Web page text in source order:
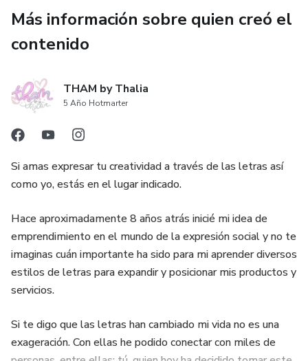
Más información sobre quien creó el
contenido
THAM by Thalia
5 Año Hotmarter
Si amas expresar tu creatividad a través de las letras así
como yo, estás en el lugar indicado.
Hace aproximadamente 8 años atrás inicié mi idea de
emprendimiento en el mundo de la expresión social y no te
imaginas cuán importante ha sido para mi aprender diversos
estilos de letras para expandir y posicionar mis productos y
servicios.
Si te digo que las letras han cambiado mi vida no es una
exageración. Con ellas he podido conectar con miles de